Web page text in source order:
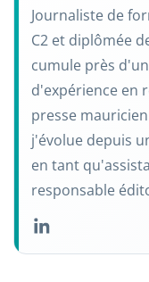
Journaliste de
C2 et diplômée
cumule près
d'expérience en
presse
j'évolue depuis
en tant
responsable